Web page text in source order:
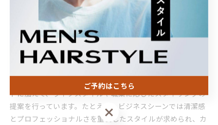
にぴったりのエッジィなメンズカットスタイルを見つけるた
めのヒントを提供します。
カットだけでなく、トータルスタイリングの重要性
スタイリングが重要です。世田谷区のサロンでは、ヘアカッ
トに加えて、ライフスタイルや職業に応じたスタイリングの
提案を行っています。たとえば、ビジネスシーンでは清潔感
とプロフェッショナルさを重視したスタイルが求められ、カ
ご予約はこちら
ご予約はこちら